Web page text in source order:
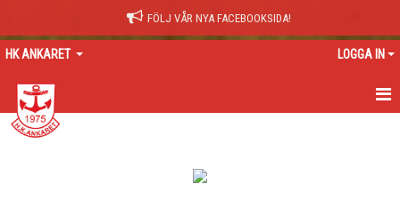
FÖLJ VÅR NYA FACEBOOKSIDA!
HK ANKARET LOGGA IN
HEM